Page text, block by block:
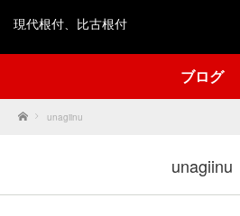
現代根付、比古根付
ブログ
Home unagiinu
unagiinu